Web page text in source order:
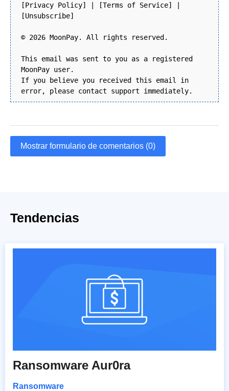
[Privacy Policy] | [Terms of Service] |
[Unsubscribe]
© 2026 MoonPay. All rights reserved.
This email was sent to you as a registered
MoonPay user.
If you believe you received this email in
error, please contact support immediately.
Mostrar formulario de comentarios (0)
Tendencias
Ransomware Aur0ra
Ransomware